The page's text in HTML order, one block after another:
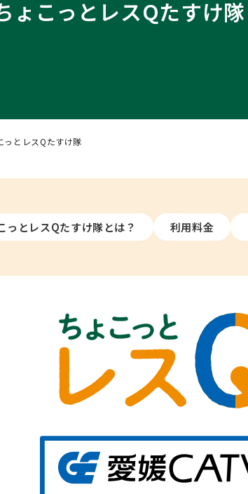
ょこっとレスQたすけ隊
っとレスQたすけ隊
っとレスQたすけ隊とは？ 利用料金